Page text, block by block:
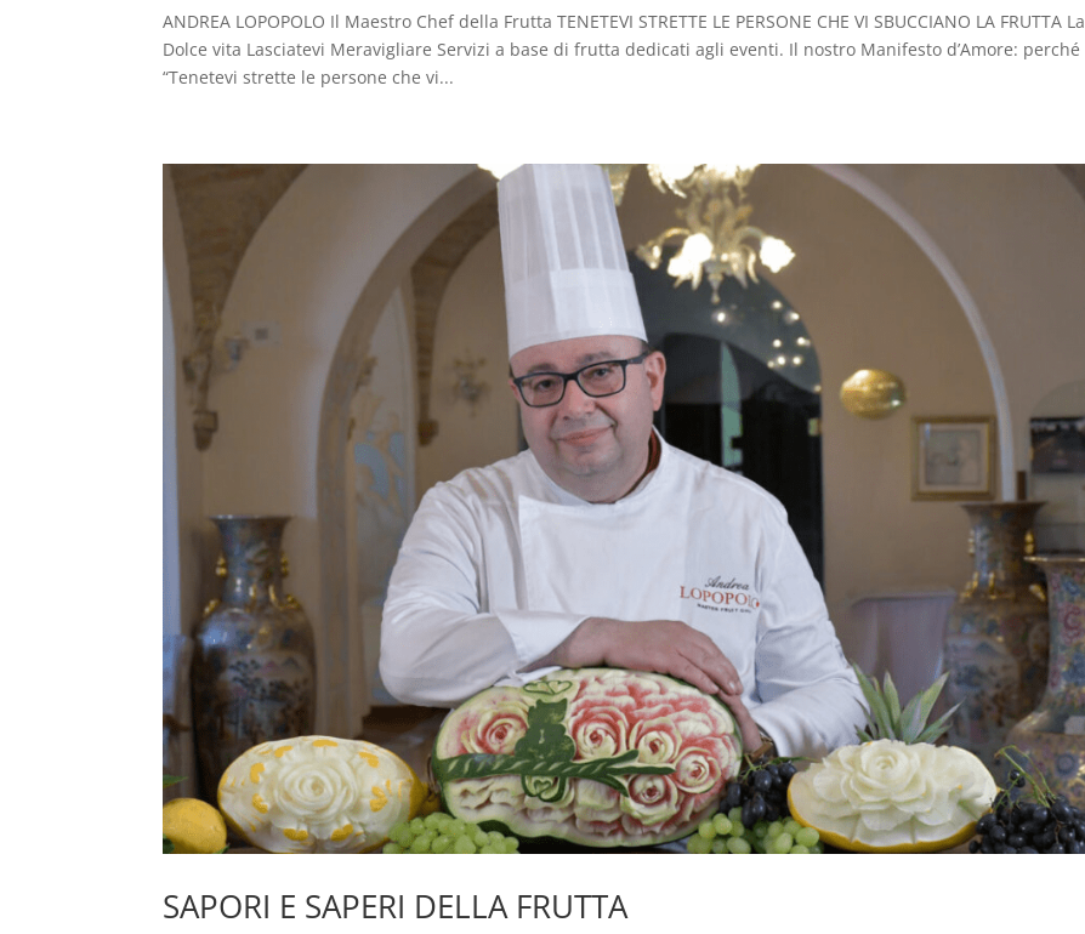
ANDREA LOPOPOLO Il Maestro Chef della Frutta TENETEVI STRETTE LE PERSONE CHE VI SBUCCIANO LA FRUTTA La
Dolce vita Lasciatevi Meravigliare Servizi a base di frutta dedicati agli eventi. Il nostro Manifesto d’Amore: perché
“Tenetevi strette le persone che vi...
SAPORI E SAPERI DELLA FRUTTA